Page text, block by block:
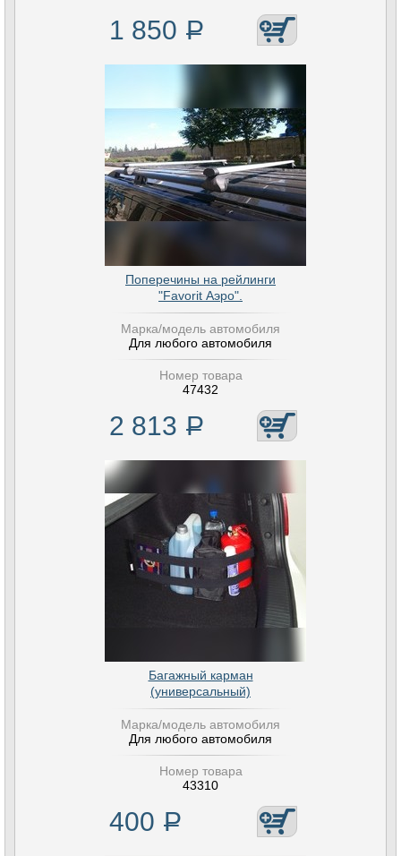
1 850 Р
Поперечины на рейлинги
"Favorit Аэро".
Марка/модель автомобиля
Для любого автомобиля
Номер товара
47432
2 813 Р
Багажный карман
(универсальный)
Марка/модель автомобиля
Для любого автомобиля
Номер товара
43310
400 Р